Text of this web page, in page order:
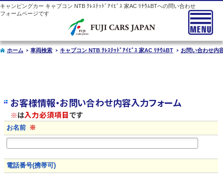
キャンピングカー キャブコン NTB ｸﾚｽﾃｯﾄﾞｱｲﾋﾞｽ 家AC ﾘﾁｳﾑBTへの問い合わせ
フォームページです
ホーム 車両検索 キャブコン NTB ｸﾚｽﾃｯﾄﾞｱｲﾋﾞｽ 家AC ﾘﾁｳﾑBT お問い合わせ内
お客様情報・お問い合わせ内容入力フォーム
※は入力必須項目です
お名前 ※
電話番号(携帯可)